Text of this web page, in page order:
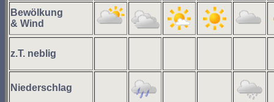
Bewölkung
& Wind
z.T. neblig
Niederschlag